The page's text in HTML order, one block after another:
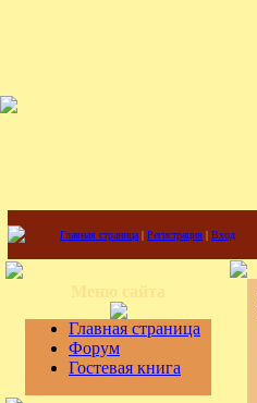
Главная страница | Регистрация | Вход
Главная страница
Форум
Гостевая книга